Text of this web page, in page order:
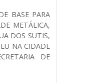
BASE PARA
METÁLICA,
DOS SUTIS,
NA CIDADE
DE